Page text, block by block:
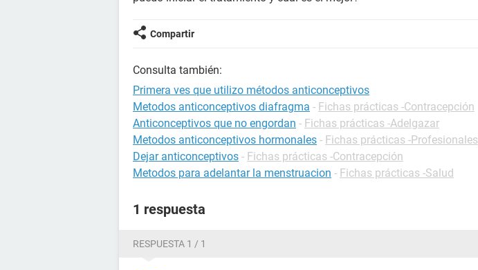
Compartir
Consulta también:
Primera ves que utilizo métodos anticonceptivos
Metodos anticonceptivos diafragma - Fichas prácticas -Contracepción
Anticonceptivos que no engordan - Fichas prácticas -Adelgazar
Metodos anticonceptivos hormonales - Fichas prácticas -Profesionales
Dejar anticonceptivos - Fichas prácticas -Contracepción
Metodos para adelantar la menstruacion - Fichas prácticas -Salud
1 respuesta
RESPUESTA 1 / 1